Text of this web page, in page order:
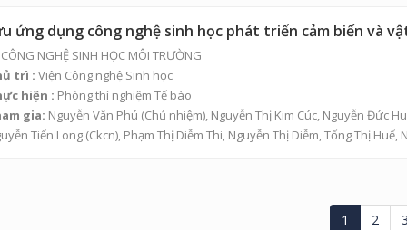
ứng dụng công nghệ sinh học phát triển cảm biến và
CÔNG NGHỆ SINH HỌC MÔI TRƯỜNG
trì : Viện Công nghệ Sinh học
hiện : Phòng thí nghiệm Tế bào
gia: Nguyễn Văn Phú (Chủ nhiệm), Nguyễn Thị Kim Cúc, Nguyễn Đức
Tiến Long (Ckcn), Phạm Thị Diễm Thi, Nguyễn Thị Diễm,Tống Thị Huế,
1 2 3